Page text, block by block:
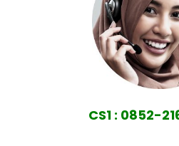
CS1 : 0852-